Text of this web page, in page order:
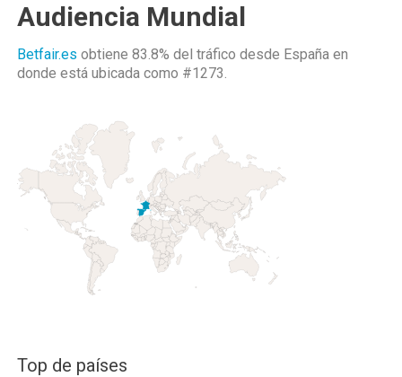
Audiencia Mundial
Betfair.es obtiene 83.8% del tráfico desde España en
donde está ubicada como #1273.
Top de países